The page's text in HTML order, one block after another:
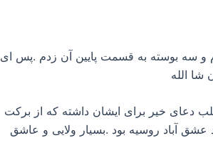
و سه بوسته به قسمت پایین آن زدم .پس ای
شا الله
وداع گفت لذا از آن عزیزان طلب دعای خیر برای ایشان داشته که از برکت
آباد روسیه بود .بسیار ولایی و عاشق